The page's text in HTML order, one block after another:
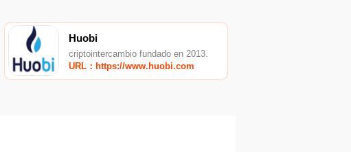
Huobi
criptointercambio fundado en 2013.
URL：https://www.huobi.com